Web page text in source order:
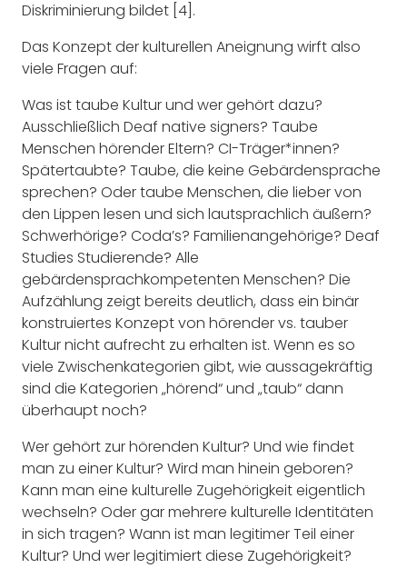
Diskriminierung bildet [4].
Das Konzept der kulturellen Aneignung wirft also
viele Fragen auf:
Was ist taube Kultur und wer gehört dazu?
Ausschließlich Deaf native signers? Taube
Menschen hörender Eltern? CI-Träger*innen?
Spätertaubte? Taube, die keine Gebärdensprache
sprechen? Oder taube Menschen, die lieber von
den Lippen lesen und sich lautsprachlich äußern?
Schwerhörige? Coda’s? Familienangehörige? Deaf
Studies Studierende? Alle
gebärdensprachkompetenten Menschen? Die
Aufzählung zeigt bereits deutlich, dass ein binär
konstruiertes Konzept von hörender vs. tauber
Kultur nicht aufrecht zu erhalten ist. Wenn es so
viele Zwischenkategorien gibt, wie aussagekräftig
sind die Kategorien „hörend“ und „taub“ dann
überhaupt noch?
Wer gehört zur hörenden Kultur? Und wie findet
man zu einer Kultur? Wird man hinein geboren?
Kann man eine kulturelle Zugehörigkeit eigentlich
wechseln? Oder gar mehrere kulturelle Identitäten
in sich tragen? Wann ist man legitimer Teil einer
Kultur? Und wer legitimiert diese Zugehörigkeit?